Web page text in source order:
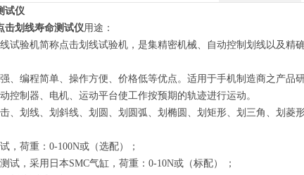
试仪
击划线寿命测试仪用途：
试验机简称点击划线试验机，是集精密机械、自动控制划线以及精
、编程简单、操作方便、价格低等优点。适用于手机制造商之产品
控制器、电机、运动平台使工作按预期的轨迹进行运动。
、划线、划斜线、划圆、划圆弧、划椭圆、划矩形、划三角、划菱形
，荷重：0-100N或（选配）；
试，采用日本SMC气缸，荷重：0-10N或（标配）
；